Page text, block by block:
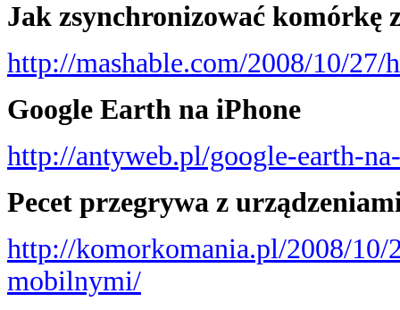
Jak zsynchronizować komórkę
http://mashable.com/2008/10/
Google Earth na iPhone
http://antyweb.pl/google-earth-
Pecet przegrywa z
http://komorkomania.pl/2008/10/
mobilnymi/